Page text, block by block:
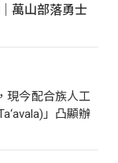
萬山部落勇士
現今配合族人工
」凸顯辦